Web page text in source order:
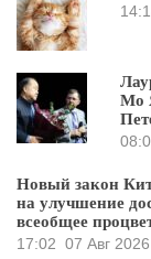
Мо
Новый закон
на улучшение
всеобщее
17:02 07 Авг 2026